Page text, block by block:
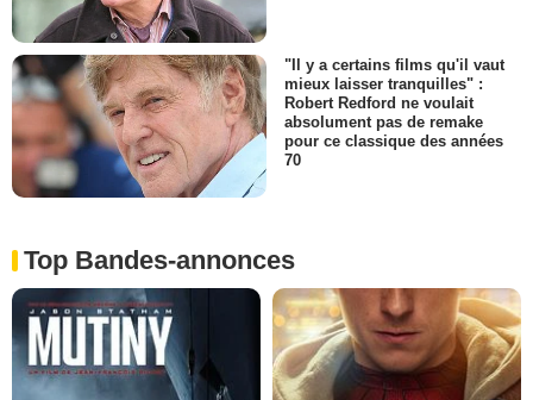
"Il y a certains films qu'il vaut
mieux laisser tranquilles" :
Robert Redford ne voulait
absolument pas de remake
pour ce classique des années
70
Top Bandes-annonces